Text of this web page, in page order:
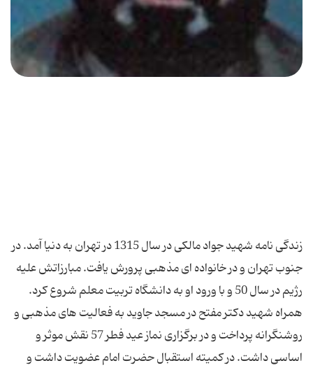
زندگی نامه شهید جواد مالکی در سال 1315 در تهران به دنیا آمد. در
جنوب تهران و در خانواده ای مذهبی پرورش یافت. مبارزاتش علیه
رژیم در سال 50 و با ورود او به دانشگاه تربیت معلم شروع کرد.
همراه شهید دکتر مفتح در مسجد جاوید به فعالیت های مذهبی و
روشنگرانه پرداخت و در برگزاری نماز عید فطر 57 نقش موثر و
اساسی داشت. در کمیته استقبال حضرت امام عضویت داشت و